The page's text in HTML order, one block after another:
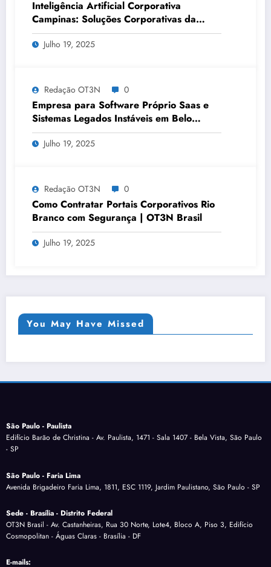
Inteligência Artificial Corporativa
Campinas: Soluções Corporativas da
OT3N Brasil – Guia 3083
Julho 19, 2025
Redação OT3N 0
Empresa para Software Próprio Saas e
Sistemas Legados Instáveis em Belo
Horizonte | OT3N Brasil – Guia 3449
Julho 19, 2025
Redação OT3N 0
Como Contratar Portais Corporativos Rio
Branco com Segurança | OT3N Brasil
Julho 19, 2025
You May Have Missed
São Paulo - Paulista
Edifício Barão de Christina - Av. Paulista, 1471 - Sala 1407 - Bela Vista, São Paulo
- SP
São Paulo - Faria Lima
Avenida Brigadeiro Faria Lima, 1811, ESC 1119, Jardim Paulistano, São Paulo - SP
Sede - Brasília - Distrito Federal
OT3N Brasil - Av. Castanheiras, Rua 30 Norte, Lote4, Bloco A, Piso 3, Edifício
Cosmopolitan - Águas Claras - Brasília - DF
E-mails: